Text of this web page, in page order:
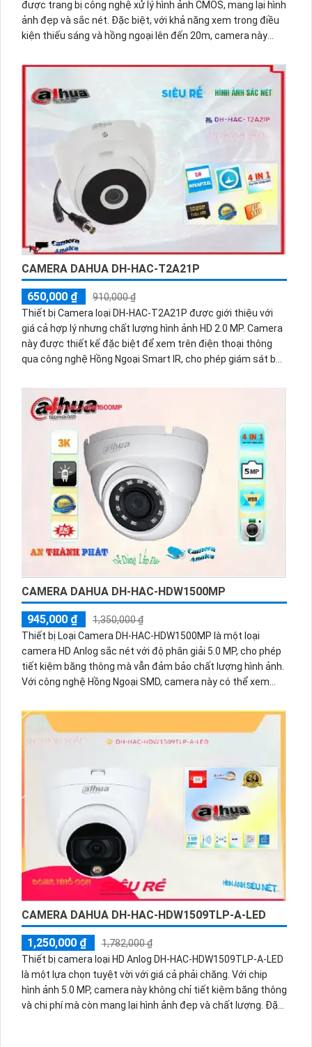
được trang bị công nghệ xử lý hình ảnh CMOS, mang lại hình
ảnh đẹp và sắc nét. Đặc biệt, với khả năng xem trong điều
kiện thiếu sáng và hồng ngoại lên đến 20m, camera này
chú ý là thiết bị hỗ trợ nhiều công nghệ AHD, CVI, TVI, BCS
công nghệ nhìn đêm và chất lượng màu sắc tốt hơn trong
tác giám sát ban đêm. Giá cả rẻ và tiết kiệm là một ưu
CAMERA DAHUA DH-HAC-T2A21P
650,000 ₫
910,000 ₫
Thiết bị Camera loại DH-HAC-T2A21P được giới thiệu với
giá cả hợp lý nhưng chất lượng hình ảnh HD 2.0 MP. Camera
này được thiết kế đặc biệt để xem trên điện thoại thông
qua công nghệ Hồng Ngoại Smart IR, cho phép giám sát ban
Loại, camera này phù hợp sử dụng trong cửa hàng, gia đình,
căn hộ. Nền tảng kết nối AHD CVI TVI BCS của camera này
cho khả năng kết nối ổn định. Chức năng thu hình ổn định và
vượt trội của thiết bị này là một ưu điểm nổi bật.
CAMERA DAHUA DH-HAC-HDW1500MP
945,000 ₫
1,350,000 ₫
Thiết bị Loại Camera DH-HAC-HDW1500MP là một loại
camera HD Anlog sắc nét với độ phân giải 5.0 MP, cho phép
tiết kiệm băng thông mà vẫn đảm bảo chất lượng hình ảnh.
Với công nghệ Hồng Ngoại SMD, camera này có thể xem
30m. Thiết bị này phù hợp để giám sát cửa hàng, gia đình
hoặc căn hộ. Dome Kim Loại và hỗ trợ các công nghệ hình
ảnh AHD, CVI, TVI và BCS. Mức giá rẻ nhưng mang lại chất
trội và chất lượng cao.
CAMERA DAHUA DH-HAC-HDW1509TLP-A-LED
1,250,000 ₫
1,782,000 ₫
Thiết bị camera loại HD Anlog DH-HAC-HDW1509TLP-A-LED
là một lựa chọn tuyệt vời với giá cả phải chăng. Với chip
hình ảnh 5.0 MP, camera này không chỉ tiết kiệm băng thông
và chi phí mà còn mang lại hình ảnh đẹp và chất lượng. Đặc